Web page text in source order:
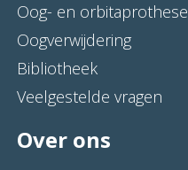
Oog- en orbitaprothese
Oogverwijdering
Bibliotheek
Veelgestelde vragen
Over ons